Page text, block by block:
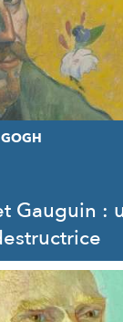
Gauguin :